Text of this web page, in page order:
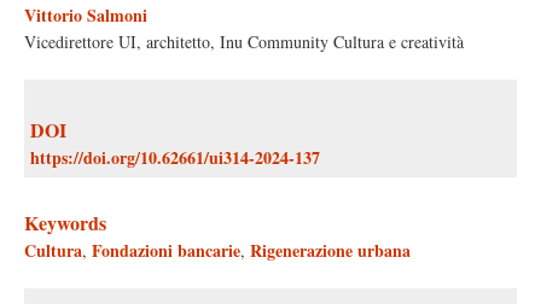
Vittorio Salmoni
Vicedirettore UI, architetto, Inu Community Cultura e creatività
DOI
https://doi.org/10.62661/ui314-2024-137
Keywords
Cultura, Fondazioni bancarie, Rigenerazione urbana